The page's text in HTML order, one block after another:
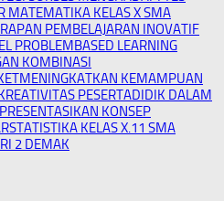
MATEMATIKA KELAS X SMA
PEMBELAJARAN INOVATIF
PROBLEMBASED LEARNING
KOMBINASI
KEMAMPUAN
PESERTADIDIK DALAM
KONSEP
KELAS X.11 SMA
2 DEMAK